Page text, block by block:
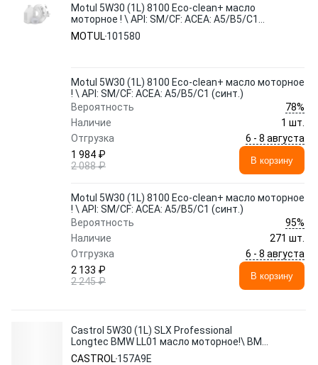
Motul 5W30 (1L) 8100 Eco-clean+ масло
моторное ! \ API: SM/CF: ACEA: A5/B5/C1
(синт.)
MOTUL101580
Motul 5W30 (1L) 8100 Eco-clean+ масло моторное
! \ API: SM/CF: ACEA: A5/B5/C1 (синт.)
Вероятность
78%
Наличие
1 шт.
Отгрузка
6 - 8 августа
1 984 ₽
2 088 ₽
В корзину
Motul 5W30 (1L) 8100 Eco-clean+ масло моторное
! \ API: SM/CF: ACEA: A5/B5/C1 (синт.)
Вероятность
95%
Наличие
271 шт.
Отгрузка
6 - 8 августа
2 133 ₽
2 245 ₽
В корзину
Castrol 5W30 (1L) SLX Professional
Longtec BMW LL01 масло моторное!\ BMW
Longlife-01,ACEA: A3/B3/B4
CASTROL157A9E